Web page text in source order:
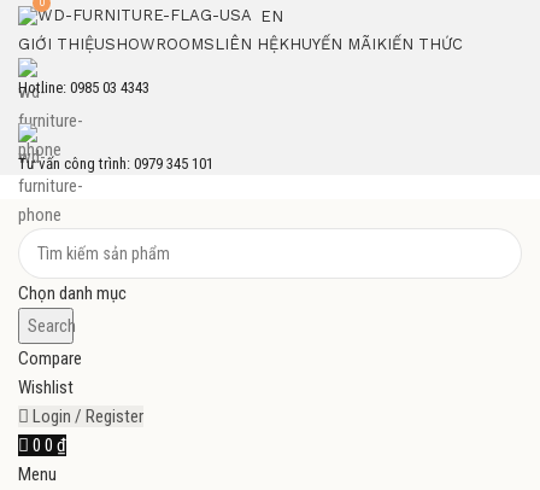
EN
GIỚI THIỆUSHOWROOMS LIÊN HỆKHUYẾN MÃI KIẾN THỨC
Hotline: 0985 03 4343
Tư vấn công trình: 0979 345 101
Chọn danh mục
Search
Compare
Wishlist
Login / Register
0 0 ₫
Menu
0